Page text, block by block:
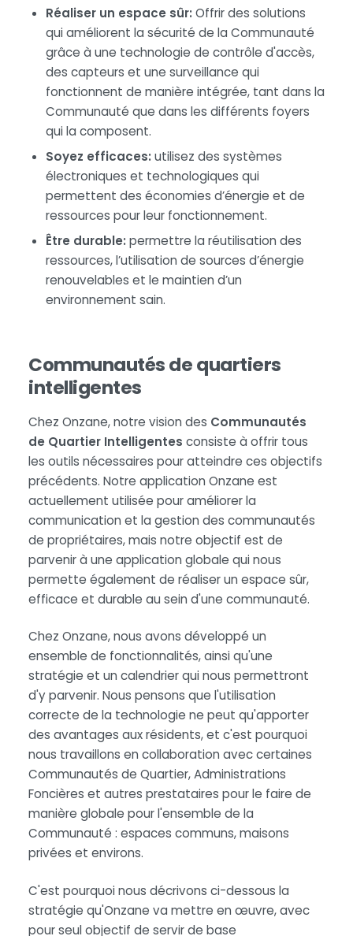
Réaliser un espace sûr:Offrir des solutions
qui améliorent la sécurité de la Communauté
grâce à une technologie de contrôle d'accès,
des capteurs et une surveillance qui
fonctionnent de manière intégrée, tant dans la
Communauté que dans les différents foyers
qui la composent.
Soyez efficaces:utilisez des systèmes
électroniques et technologiques qui
permettent des économies d’énergie et de
ressources pour leur fonctionnement.
Être durable:permettre la réutilisation des
ressources, l’utilisation de sources d’énergie
renouvelables et le maintien d’un
environnement sain.
Communautés de quartiers
intelligentes
Chez Onzane, notre vision des Communautés
de Quartier Intelligentes consiste à offrir tous
les outils nécessaires pour atteindre ces objectifs
précédents. Notre application Onzane est
actuellement utilisée pour améliorer la
communication et la gestion des communautés
de propriétaires, mais notre objectif est de
parvenir à une application globale qui nous
permette également de réaliser un espace sûr,
efficace et durable au sein d'une communauté.
Chez Onzane, nous avons développé un
ensemble de fonctionnalités, ainsi qu'une
stratégie et un calendrier qui nous permettront
d'y parvenir. Nous pensons que l'utilisation
correcte de la technologie ne peut qu'apporter
des avantages aux résidents, et c'est pourquoi
nous travaillons en collaboration avec certaines
Communautés de Quartier, Administrations
Foncières et autres prestataires pour le faire de
manière globale pour l'ensemble de la
Communauté : espaces communs, maisons
privées et environs.
C'est pourquoi nous décrivons ci-dessous la
stratégie qu'Onzane va mettre en œuvre, avec
pour seul objectif de servir de base